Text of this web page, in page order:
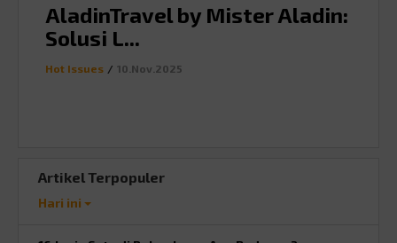
AladinTravel by Mister Aladin:
Solusi L...
Hot Issues / 10.Nov.2025
Artikel Terpopuler
Hari ini